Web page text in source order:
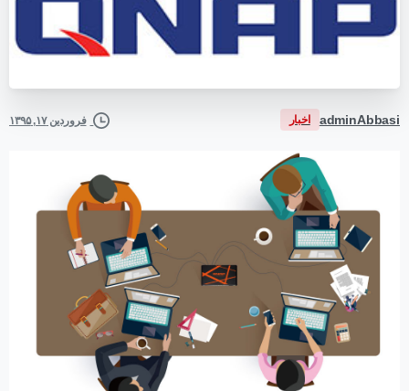
adminAbbasi اخبار فروردین ۱۷, ۱۳۹۵